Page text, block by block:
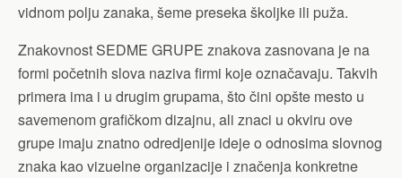
vidnom polju zanaka, šeme preseka školjke ili puža.
Znakovnost SEDME GRUPE znakova zasnovana je na
formi početnih slova naziva firmi koje označavaju. Takvih
primera ima i u drugim grupama, što čini opšte mesto u
savemenom grafičkom dizajnu, ali znaci u okviru ove
grupe imaju znatno odredjenije ideje o odnosima slovnog
znaka kao vizuelne organizacije i značenja konkretne